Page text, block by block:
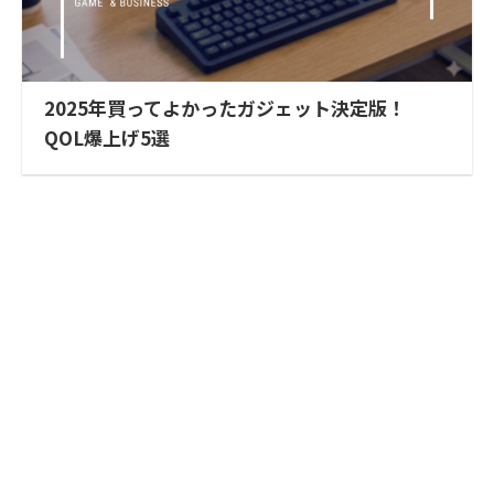
2025年買ってよかったガジェット決定版！
QOL爆上げ5選